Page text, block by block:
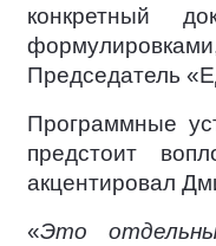
конкретный
Председатель
Программные
предстоит
акцентировал
«Это